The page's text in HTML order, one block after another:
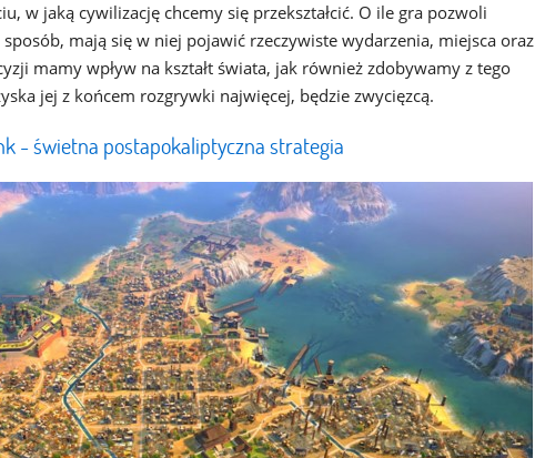
w jaką cywilizację chcemy się przekształcić. O ile gra pozwoli
mają się w niej pojawić rzeczywiste wydarzenia, miejsca oraz
mamy wpływ na kształt świata, jak również zdobywamy z tego
jej z końcem rozgrywki najwięcej, będzie zwycięzcą.
- świetna postapokaliptyczna strategia